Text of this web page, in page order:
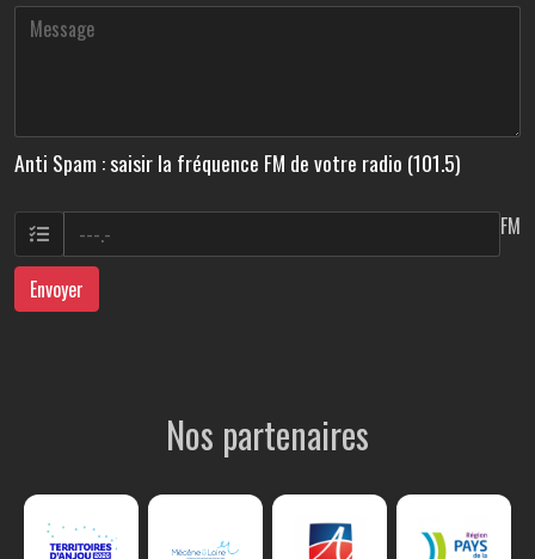
Anti Spam : saisir la fréquence FM de votre radio (101.5)
FM
Envoyer
Nos partenaires